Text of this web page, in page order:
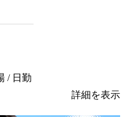
/ 日勤
詳細を表示